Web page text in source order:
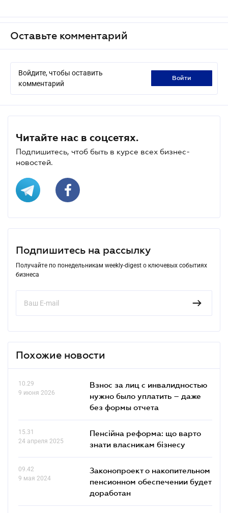
Оставьте комментарий
Войдите, чтобы оставить
комментарий
войти
Читайте нас в соцсетях.
Подпишитесь, чтоб быть в курсе всех бизнес-
новостей.
Подпишитесь на рассылку
Получайте по понедельникам weekly-digest о ключевых событиях
бизнеса
Похожие новости
10.29
9 июня 2026
Взнос за лиц с инвалидностью
нужно было уплатить – даже
без формы отчета
15.31
24 апреля 2025
Пенсійна реформа: що варто
знати власникам бізнесу
09.42
9 мая 2024
Законопроект о накопительном
пенсионном обеспечении будет
доработан